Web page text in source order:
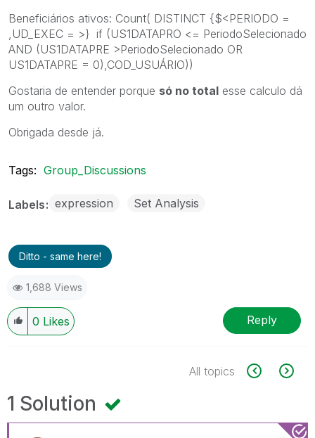
Beneficiários ativos: Count( DISTINCT {$<PERIODO =
,UD_EXEC = >} if (US1DATAPRO <= PeriodoSelecionado
AND (US1DATAPRE >PeriodoSelecionado OR
US1DATAPRE = 0),COD_USUÁRIO))
Gostaria de entender porque só no total esse calculo dá
um outro valor.
Obrigada desde já.
Tags: Group_Discussions
Labels expression Set Analysis
Ditto - same here!
1,688 Views
0 Likes Reply
All topics
1 Solution